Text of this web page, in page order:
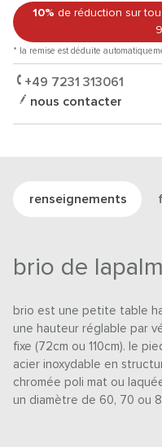
10% de réduction sur
* la remise est déduite
+49 7231 313061
nous contacter
renseignements
brio de
brio est une petite table
une hauteur réglable par
fixe (72cm ou 110cm). le
acier inoxydable en
chromée poli mat ou
un diamètre de 60, 70 ou